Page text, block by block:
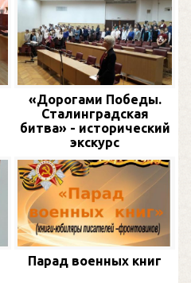
«Дорогами Победы.
Сталинградская
битва» - исторический
экскурс
Парад военных книг